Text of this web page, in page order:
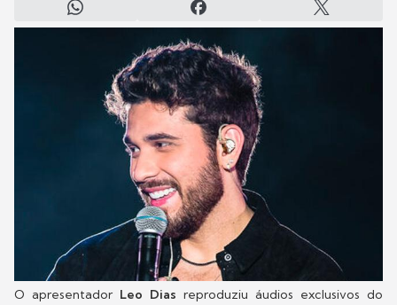
O apresentador Leo Dias reproduziu áudios exclusivos do